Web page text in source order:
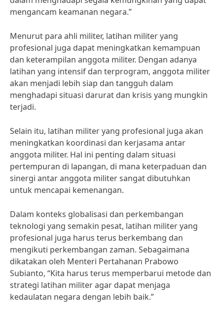
mengancam keamanan negara.”
Menurut para ahli militer, latihan militer yang
profesional juga dapat meningkatkan kemampuan
dan keterampilan anggota militer. Dengan adanya
latihan yang intensif dan terprogram, anggota militer
akan menjadi lebih siap dan tangguh dalam
menghadapi situasi darurat dan krisis yang mungkin
terjadi.
Selain itu, latihan militer yang profesional juga akan
meningkatkan koordinasi dan kerjasama antar
anggota militer. Hal ini penting dalam situasi
pertempuran di lapangan, di mana keterpaduan dan
sinergi antar anggota militer sangat dibutuhkan
untuk mencapai kemenangan.
Dalam konteks globalisasi dan perkembangan
teknologi yang semakin pesat, latihan militer yang
profesional juga harus terus berkembang dan
mengikuti perkembangan zaman. Sebagaimana
dikatakan oleh Menteri Pertahanan Prabowo
Subianto, “Kita harus terus memperbarui metode dan
strategi latihan militer agar dapat menjaga
kedaulatan negara dengan lebih baik.”